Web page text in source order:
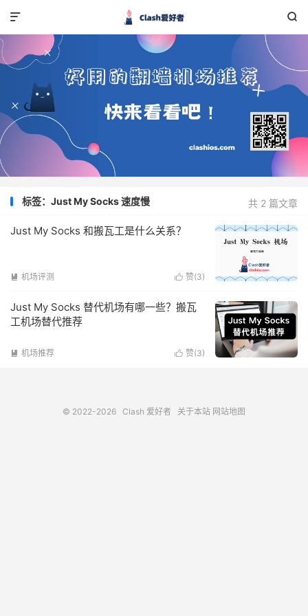


共 2 篇文章
标签：Just My Socks 速度慢
Just My Socks 和搬瓦工是什么关系？
 赞(3)
 机场评测
Just My Socks 替代机场有哪一些？搬瓦
工机场替代推荐
 赞(3)
 机场推荐
© 2022-2026 Clash 爱好者 关于本站 网站地图